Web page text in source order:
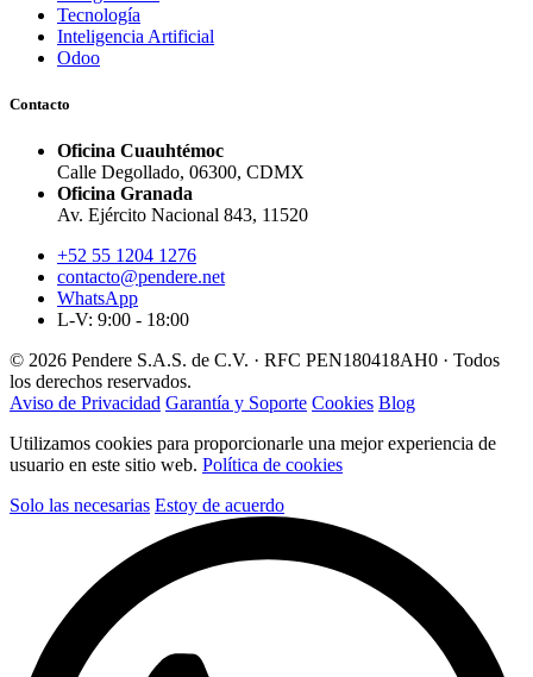
Tecnología
Inteligencia Artificial
Odoo
Contacto
Oficina Cuauhtémoc
Calle Degollado, 06300, CDMX
Oficina Granada
Av. Ejército Nacional 843, 11520
+52 55 1204 1276
contacto@pendere.net
WhatsApp
L-V: 9:00 - 18:00
© 2026 Pendere S.A.S. de C.V. · RFC PEN180418AH0 · Todos
los derechos reservados.
Aviso de Privacidad Garantía y Soporte Cookies Blog
Utilizamos cookies para proporcionarle una mejor experiencia de
usuario en este sitio web. Política de cookies
Solo las necesarias Estoy de acuerdo